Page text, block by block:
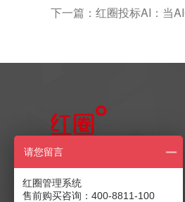
下一篇： 红圈投标AI：当
售前产品咨询
400-8811-100
请您留言
红圈管理系统
售前购买咨询：400-8811-100